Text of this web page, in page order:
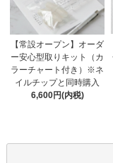
【常設オープン】オーダ
ー安心型取りキット（カ
ラーチャート付き）※ネ
イルチップと同時購入
6,600円(内税)